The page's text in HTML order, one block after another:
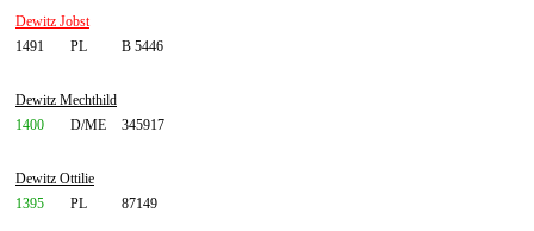
Dewitz Jobst
1491
PL B 5446
Dewitz Mechthild
1400
D/ME 345917
Dewitz Ottilie
1395
PL 87149